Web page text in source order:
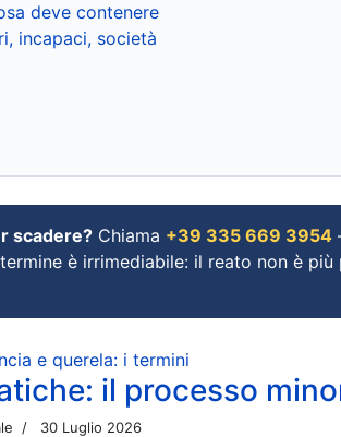
deve contenere
incapaci, società
scadere? Chiama +39 335 669 3954
è irrimediabile: il reato non è più
e querela: i termini
il processo
30 Luglio 2026